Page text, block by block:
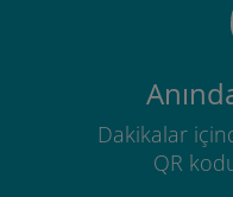
Dakikalar
QR